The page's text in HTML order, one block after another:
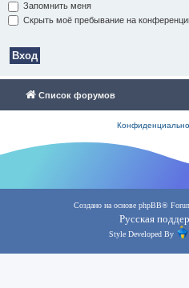
Запомнить меня
Скрыть моё пребывание на
Список форумов
Создано на основе phpBB®
Русская
Style Developed By